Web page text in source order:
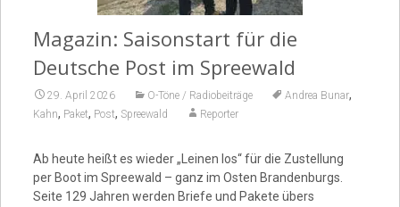
Magazin: Saisonstart für die
Deutsche Post im Spreewald
29. April 2026 O-Töne / Radiobeiträge Andrea Bunar,
Kahn, Paket, Post, Spreewald Reporter
Ab heute heißt es wieder „Leinen los“ für die Zustellung
per Boot im Spreewald – ganz im Osten Brandenburgs.
Seite 129 Jahren werden Briefe und Pakete übers